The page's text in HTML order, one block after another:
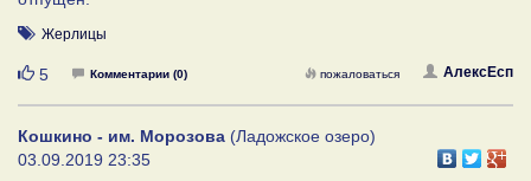
Жерлицы
Нравится
5 Комментарии (0) АлексЕсп
пожаловаться
Кошкино - им. Морозова (Ладожское озеро)
03.09.2019 23:35